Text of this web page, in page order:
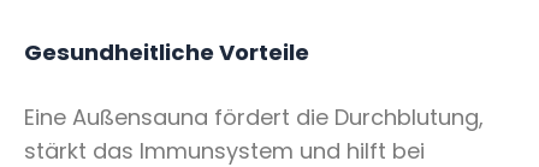
Gesundheitliche Vorteile
Eine Außensauna fördert die Durchblutung,
stärkt das Immunsystem und hilft bei